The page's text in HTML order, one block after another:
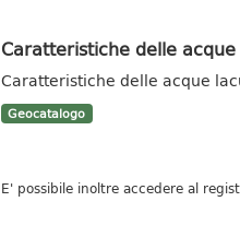
Caratteristiche delle
Caratteristiche delle acque
Geocatalogo
E' possibile inoltre accedere al